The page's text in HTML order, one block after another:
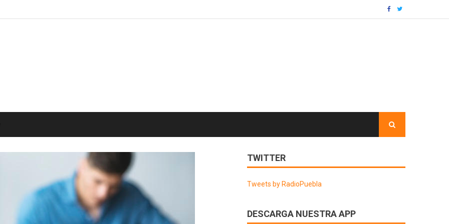
TWITTER
Tweets by RadioPuebla
DESCARGA NUESTRA APP